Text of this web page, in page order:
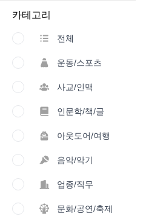
카테고리
전체
운동/스포츠
사교/인맥
인문학/책/글
아웃도어/여행
음악/악기
업종/직무
문화/공연/축제